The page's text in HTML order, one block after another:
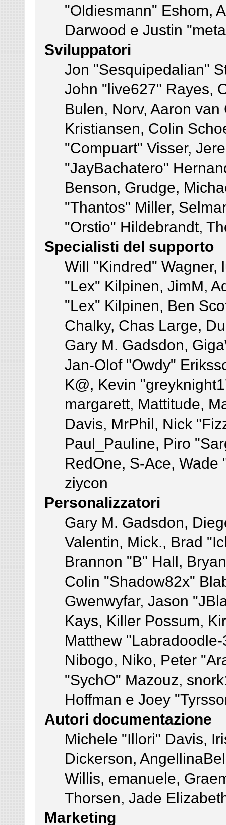
"Oldiesmann" Eshom,
Darwood e Justin
Sviluppatori
Jon "Sesquipedalian"
John "live627" Rayes,
Bulen, Norv, Aaron
Kristiansen, Colin
"Compuart" Visser,
"JayBachatero"
Benson, Grudge,
"Thantos" Miller,
"Orstio" Hildebrandt,
Specialisti del supporto
Will "Kindred" Wagner,
"Lex" Kilpinen, JimM,
"Lex" Kilpinen, Ben
Chalky, Chas Large,
Gary M. Gadsdon,
Jan-Olof "Owdy"
K@, Kevin
margarett, Mattitude,
Davis, MrPhil, Nick
Paul_Pauline, Piro
RedOne, S-Ace,
ziycon
Personalizzatori
Gary M. Gadsdon,
Valentin, Mick., Brad
Brannon "B" Hall,
Colin "Shadow82x"
Gwenwyfar, Jason
Kays, Killer Possum,
Matthew
Nibogo, Niko, Peter
"SychO" Mazouz,
Hoffman e Joey
Autori documentazione
Michele "Illori" Davis,
Dickerson,
Willis, emanuele,
Thorsen, Jade
Marketing